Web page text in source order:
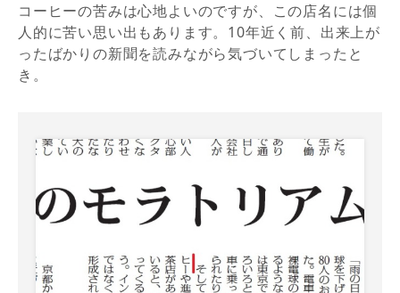
コーヒーの苦みは心地よいのですが、この店名には個
人的に苦い思い出もあります。10年近く前、出来上が
ったばかりの新聞を読みながら気づいてしまったと
き。